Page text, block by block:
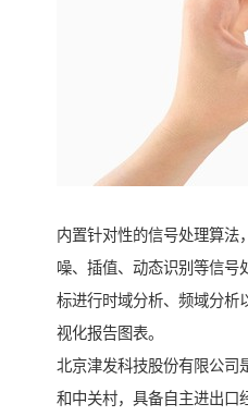
内置针对性的信号处理算法
噪、插值、动态识别等信号
标进行时域分析、频域分析
视化报告图表。
北京津发科技股份有限公司
和中关村，具备自主进出口